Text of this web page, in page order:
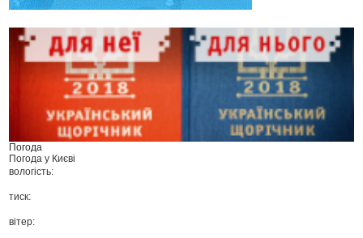
Погода
Погода у Києві
вологість:
тиск:
вітер: